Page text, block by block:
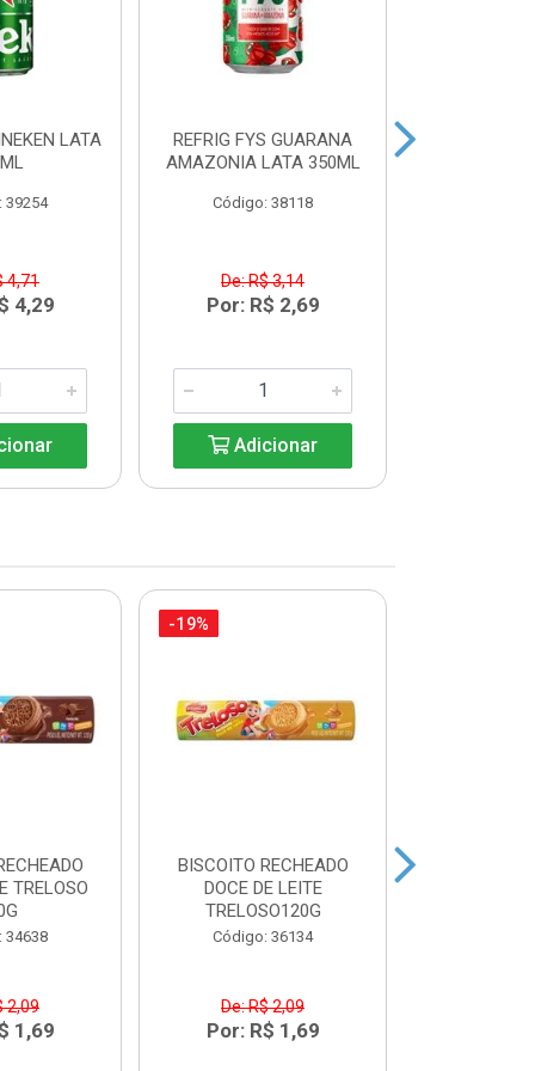
LATA
39254
4,71
4,29
REFRIG FYS GUARANA
AMAZONIA LATA 350ML
Código: 38118
De: R$ 3,14
Por: R$ 2,69
Adicionar
TRELOSO
34638
2,09
1,69
-19%
BISCOITO RECHEADO
DOCE DE LEITE
TRELOSO120G
Código: 36134
De: R$ 2,09
Por: R$ 1,69